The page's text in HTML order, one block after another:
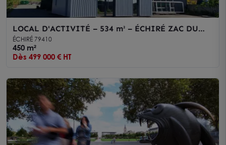
LOCAL D'ACTIVITÉ – 534 m² – ÉCHIRÉ ZAC DU
LUC
ÉCHIRÉ 79410
450 m²
Dès 499 000 € HT